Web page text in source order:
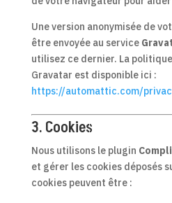
Une version anonymisée de
être envoyée au service
utilisez ce dernier. La
Gravatar est disponible ici :
https://automattic.com/
3. Cookies
Nous utilisons le plugin
et gérer les cookies déposés
cookies peuvent être :